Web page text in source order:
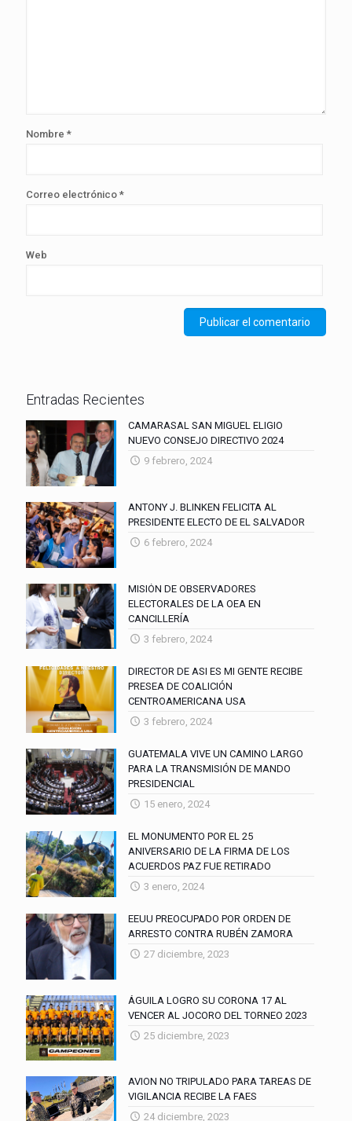
Nombre *
Correo electrónico *
Web
Entradas Recientes
CAMARASAL SAN MIGUEL ELIGIO
NUEVO CONSEJO DIRECTIVO 2024
9 febrero, 2024
ANTONY J. BLINKEN FELICITA AL
PRESIDENTE ELECTO DE EL SALVADOR
6 febrero, 2024
MISIÓN DE OBSERVADORES
ELECTORALES DE LA OEA EN
CANCILLERÍA
3 febrero, 2024
DIRECTOR DE ASI ES MI GENTE RECIBE
PRESEA DE COALICIÓN
CENTROAMERICANA USA
3 febrero, 2024
GUATEMALA VIVE UN CAMINO LARGO
PARA LA TRANSMISIÓN DE MANDO
PRESIDENCIAL
15 enero, 2024
EL MONUMENTO POR EL 25
ANIVERSARIO DE LA FIRMA DE LOS
ACUERDOS PAZ FUE RETIRADO
3 enero, 2024
EEUU PREOCUPADO POR ORDEN DE
ARRESTO CONTRA RUBÉN ZAMORA
27 diciembre, 2023
ÁGUILA LOGRO SU CORONA 17 AL
VENCER AL JOCORO DEL TORNEO 2023
25 diciembre, 2023
AVION NO TRIPULADO PARA TAREAS DE
VIGILANCIA RECIBE LA FAES
24 diciembre, 2023